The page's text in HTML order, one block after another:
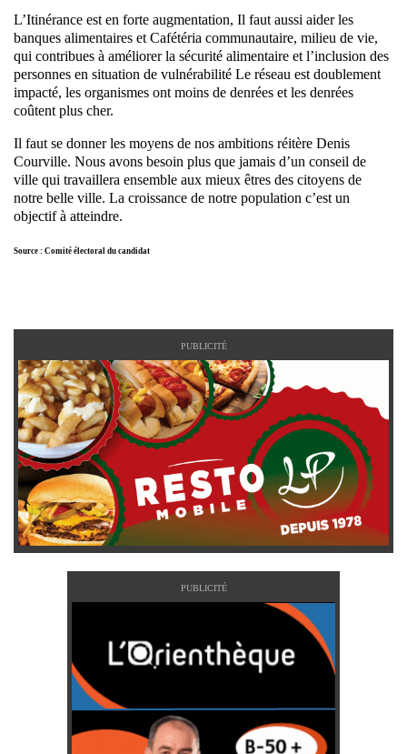
L’Itinérance est en forte augmentation, Il faut aussi aider les
banques alimentaires et Cafétéria communautaire, milieu de vie,
qui contribues à améliorer la sécurité alimentaire et l’inclusion des
personnes en situation de vulnérabilité Le réseau est doublement
impacté, les organismes ont moins de denrées et les denrées
coûtent plus cher.
Il faut se donner les moyens de nos ambitions réitère Denis
Courville. Nous avons besoin plus que jamais d’un conseil de
ville qui travaillera ensemble aux mieux êtres des citoyens de
notre belle ville. La croissance de notre population c’est un
objectif à atteindre.
Source : Comité électoral du candidat
PUBLICITÉ
PUBLICITÉ